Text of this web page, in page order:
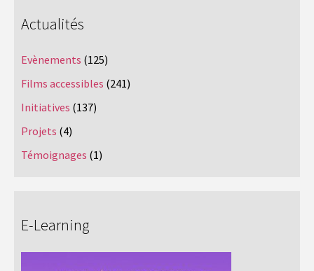
Actualités
Evènements (125)
Films accessibles (241)
Initiatives (137)
Projets (4)
Témoignages (1)
E-Learning